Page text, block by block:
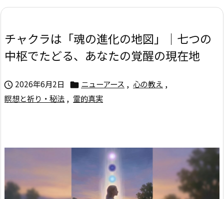
次へ
検索
チャクラは「魂の進化の地図」｜七つの
中枢でたどる、あなたの覚醒の現在地
 2026年6月2日  ニューアース , 心の教え ,
瞑想と祈り・秘法 , 霊的真実